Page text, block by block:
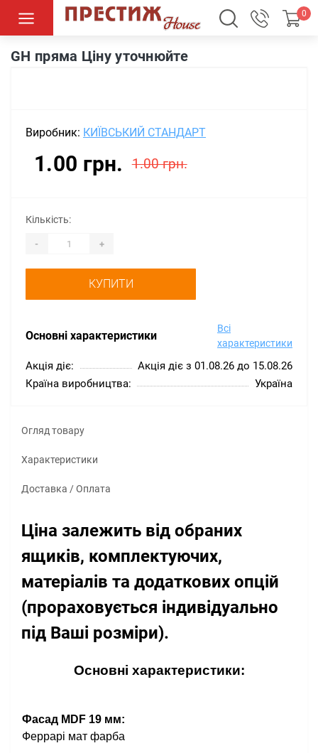
0
GH пряма Ціну уточнюйте
GH пряма Ціну уточнюйте
Виробник: КИЇВСЬКИЙ СТАНДАРТ
1.00 грн. 1.00 грн.
Основні характеристики
Всі
характеристики
Акція діє:
Акція діє з 01.08.26 до 15.08.26
Країна виробництва:
Україна
Кількість:
- +
КУПИТИ
Огляд товару
Характеристики
Доставка / Оплата
Ціна залежить від обраних
ящиків, комплектуючих,
матеріалів та додаткових опцій
(прораховується індивідуально
під Ваші розміри).
Основні характеристики:
Фасад MDF 19 мм:
Феррарі мат фарба